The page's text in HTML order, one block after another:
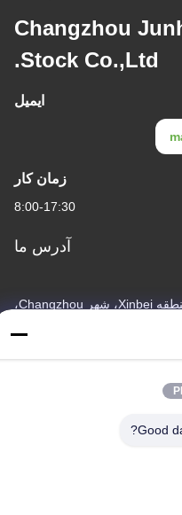
Changzhou
Stock Co.,Ltd.
ایمیل
زمان کار
8:00-17:30
آدرس ما
شماره 12، جاده Xingtang West، منطقه Xinbei، شهر Changzhou،
Good